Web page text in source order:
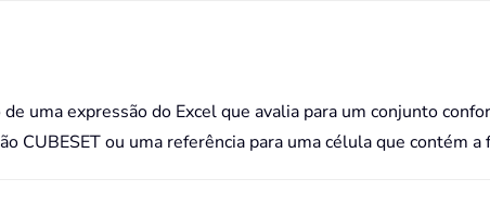
uma expressão do Excel que avalia para um conjunto
CUBESET ou uma referência para uma célula que contém a